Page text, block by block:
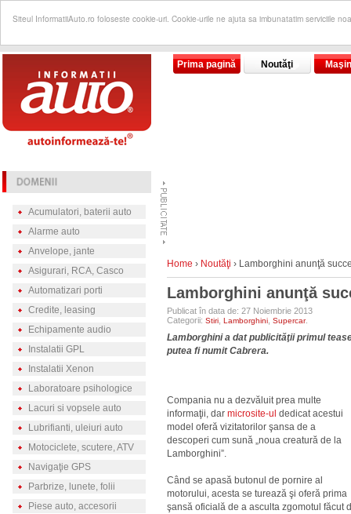
Siteul InformatiiAuto.ro foloseste cookie-uri. Cookie-urile ne ajuta sa imbunatatim serviciile
Prima pagină Noutăţi
Acumulatori, baterii auto
Alarme auto
Anvelope, jante
Asigurari, RCA, Casco
Automatizari porti
Credite, leasing
Echipamente audio
Instalatii GPL
Instalatii Xenon
Laboratoare psihologice
Lacuri si vopsele auto
Lubrifianti, uleiuri auto
Motociclete, scutere, ATV
Navigaţie GPS
Parbrize, lunete, folii
Piese auto, accesorii
Home › Noutăţi › Lamborghini anunţă
Lamborghini anunţă
Publicat în data de: 27 Noiembrie 2013
Categorii: Stiri Lamborghini Supercar.
Lamborghini a dat publicităţii primul
putea fi numit Cabrera.
Compania nu a dezvăluit prea multe
informaţii, dar microsite-ul dedicat acestui
model oferă vizitatorilor şansa de a
descoperi cum sună „noua creatură de la
Lamborghini”.
Când se apasă butonul de pornire al
motorului, acesta se turează şi oferă prima
şansă oficială de a asculta zgomotul făcut